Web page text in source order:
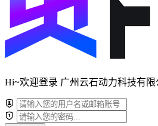
Hi~欢迎登录 广州云石动力科技有限